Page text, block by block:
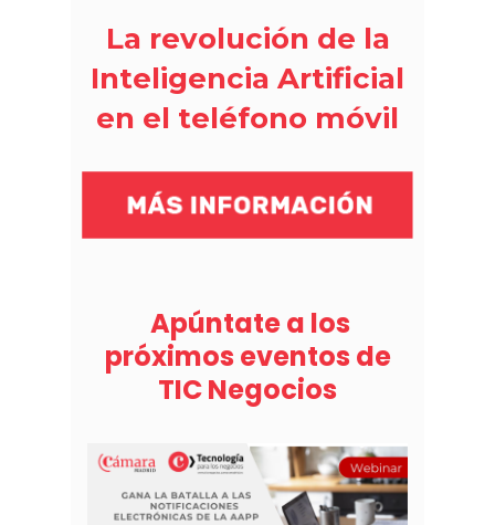
La revolución de la
Inteligencia Artificial
en el teléfono móvil
Apúntate a los
próximos eventos de
TIC Negocios